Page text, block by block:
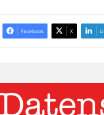
Facebook X